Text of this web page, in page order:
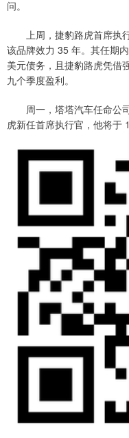
问。
上周，捷豹路虎首席执
该品牌效力 35 年。其任期
美元债务，且捷豹路虎凭借
九个季度盈利。
周一，塔塔汽车任命公司
虎新任首席执行官，他将于